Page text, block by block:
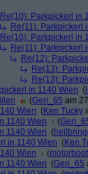
Re(10): Parkpickerl in
Re(11): Parkpickerl
Re(10): Parkpickerl in
Re(11): Parkpickerl
Re(12):
Re(13):
Re(13):
in 1140 Wien (
(Geri_65 am
Wien (Ken Tucky
1140 Wien
(
1140 Wien (
in 1140 Wien (Ken
Wien
(motorboot
1140 Wien (Geri_65